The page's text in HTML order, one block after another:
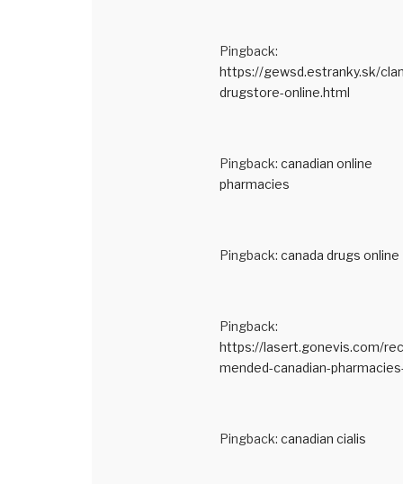
Pingback:
https://gewsd.estranky.sk/
drugstore-online.html
Pingback: canadian online
pharmacies
Pingback: canada drugs online
Pingback:
https://lasert.gonevis.com/
mended-canadian-
Pingback: canadian cialis